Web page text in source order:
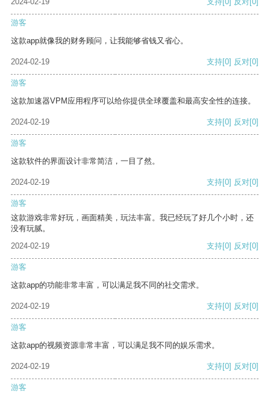
游客
这款app就像我的财务顾问，让我能够省钱又省心。
2024-02-19 支持[0] 反对[0]
游客
这款加速器VPM应用程序可以给你提供全球覆盖和最高安全性的连接。
2024-02-19 支持[0] 反对[0]
游客
这款软件的界面设计非常简洁，一目了然。
2024-02-19 支持[0] 反对[0]
游客
这款游戏非常好玩，画面精美，玩法丰富。我已经玩了好几个小时，还
没有玩腻。
2024-02-19
支持[0] 反对[0]
游客
这款app的功能非常丰富，可以满足我不同的社交需求。
2024-02-19 支持[0] 反对[0]
游客
这款app的视频资源非常丰富，可以满足我不同的娱乐需求。
2024-02-19 支持[0] 反对[0]
游客